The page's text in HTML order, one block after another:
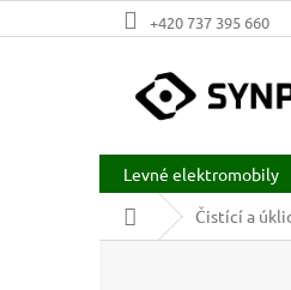
na
+420 737 395 660
Levné elektromobily
Domů
Čistící a